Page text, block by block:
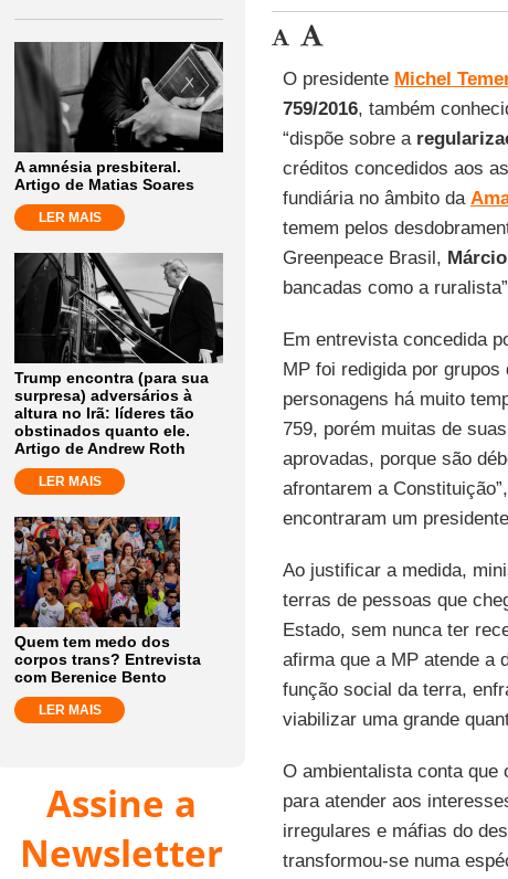
A amnésia presbiteral.
Artigo de Matias Soares
LER MAIS
Trump encontra (para sua
surpresa) adversários à
altura no Irã: líderes tão
obstinados quanto ele.
Artigo de Andrew Roth
LER MAIS
Quem tem medo dos
corpos trans? Entrevista
com Berenice Bento
LER MAIS
Assine a
Newsletter
O presidente Michel
759/2016, também
“dispõe sobre a
créditos concedidos aos
fundiária no âmbito da
temem pelos
Greenpeace Brasil,
bancadas como a
Em entrevista concedida
MP foi redigida por
personagens há muito
759, porém muitas de
aprovadas, porque são
afrontarem a
encontraram um
Ao justificar a medida,
terras de pessoas que
Estado, sem nunca ter
afirma que a MP atende a
função social da terra,
viabilizar uma grande
O ambientalista conta que
para atender aos
irregulares e máfias do
transformou-se numa